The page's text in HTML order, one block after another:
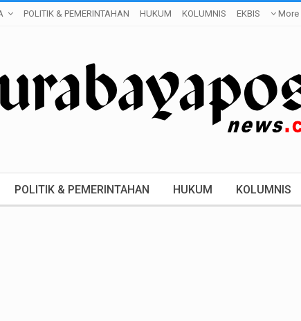
POLITIK & PEMERINTAHAN HUKUM KOLUMNIS EKBIS More
POLITIK & PEMERINTAHAN HUKUM KOLUMNIS